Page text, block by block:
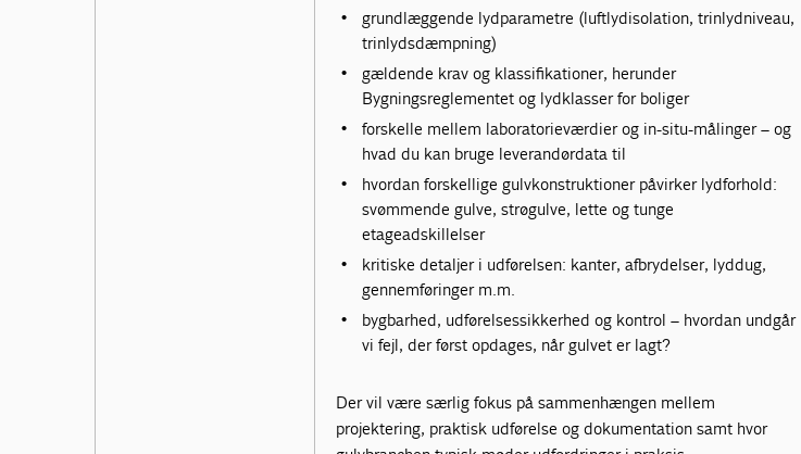
grundlæggende lydparametre (luftlydisolation, trinlydniveau,
trinlydsdæmpning)
gældende krav og klassifikationer, herunder
Bygningsreglementet og lydklasser for boliger
forskelle mellem laboratorieværdier og in-situ-målinger – og
hvad du kan bruge leverandørdata til
hvordan forskellige gulvkonstruktioner påvirker lydforhold:
svømmende gulve, strøgulve, lette og tunge
etageadskillelser
kritiske detaljer i udførelsen: kanter, afbrydelser, lyddug,
gennemføringer m.m.
bygbarhed, udførelsessikkerhed og kontrol – hvordan undgår
vi fejl, der først opdages, når gulvet er lagt?
Der vil være særlig fokus på sammenhængen mellem
projektering, praktisk udførelse og dokumentation samt hvor